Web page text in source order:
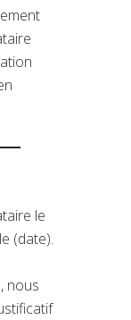
le
(date).
nous